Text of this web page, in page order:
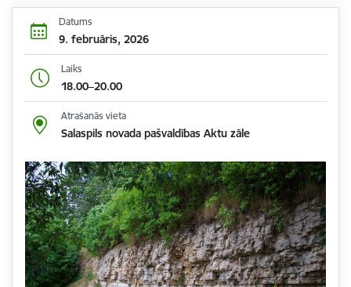
Datums
9. februāris, 2026
Laiks
18.00–20.00
Atrašanās vieta
Salaspils novada pašvaldības Aktu zāle